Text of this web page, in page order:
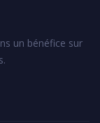
un bénéfice sur